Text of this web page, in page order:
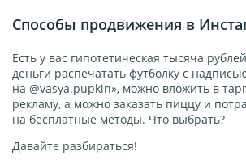
Способы продвижения в
Есть у вас гипотетическая тысяча
деньги распечатать футболку с
на @vasya.pupkin», можно вложить в
рекламу, а можно заказать пиццу и
на бесплатные методы. Что выбрать?
Давайте разбираться!